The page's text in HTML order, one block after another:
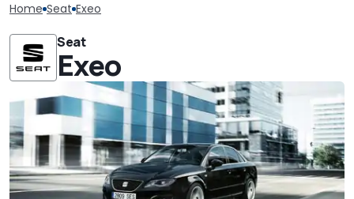
Home Seat Exeo
Seat
Exeo